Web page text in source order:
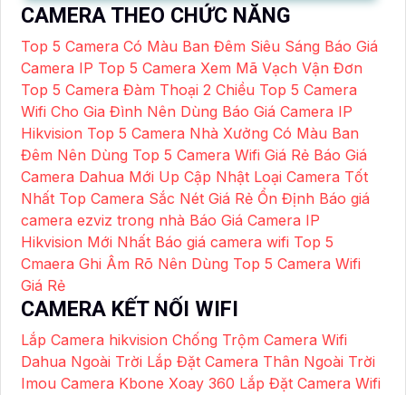
và quy trình đóng gói hàng hóa
CAMERA THEO CHỨC NĂNG
Top 5 Camera Có Màu Ban Đêm Siêu Sáng Báo Giá
Camera IP Top 5 Camera Xem Mã Vạch Vận Đơn
Top 5 Camera Đàm Thoại 2 Chiều Top 5 Camera
Wifi Cho Gia Đình Nên Dùng Báo Giá Camera IP
Hikvision Top 5 Camera Nhà Xưởng Có Màu Ban
Đêm Nên Dùng Top 5 Camera Wifi Giá Rẻ Báo Giá
Camera Dahua Mới Up Cập Nhật Loại Camera Tốt
Nhất Top Camera Sắc Nét Giá Rẻ Ổn Định Báo giá
camera ezviz trong nhà Báo Giá Camera IP
Hikvision Mới Nhất Báo giá camera wifi Top 5
Cmaera Ghi Âm Rõ Nên Dùng Top 5 Camera Wifi
Giá Rẻ
CAMERA KẾT NỐI WIFI
Lắp Camera hikvision Chống Trộm Camera Wifi
Dahua Ngoài Trời Lắp Đặt Camera Thân Ngoài Trời
Imou Camera Kbone Xoay 360 Lắp Đặt Camera Wifi